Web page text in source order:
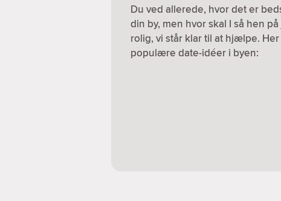
Du ved allerede, hvor det er
din by, men hvor skal I så hen
rolig, vi står klar til at hjælpe.
populære date-idéer i byen: